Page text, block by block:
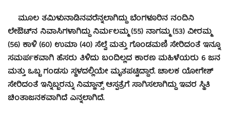
ಮೂಲ ತಮಿಳುನಾಡಿನವರೆನ್ನಲಾಗಿದ್ದು ಬೆಂಗಳೂರಿನ ನಂದಿನಿ
ಲೇಔಟ್‍ನ ನಿವಾಸಿಗಳಾಗಿದ್ದು ನಿರ್ಮಲಮ್ಮ (55) ನಾಗಮ್ಮ (53) ವೀರಮ್ಮ
(56) ಕಾಳಿ (60) ಉಮಾ (40) ಸೆಲ್ವೆ ಮತ್ತು ಗೊಂಡಮಣಿ ಸೇರಿದಂತೆ ಇನ್ನೂ
ಸಮರ್ಪಕವಾಗಿ ಹೆಸರು ತಿಳಿದು ಬಂದಿಲ್ಲದ ಕಾರಣ ಮಹಿಳೆಯರು 6 ಜನ
ಮತ್ತು ಒಬ್ಬ ಗಂಡಸು ಸ್ಥಳದಲ್ಲಿಯೇ ಮೃತಪಟ್ಟಿದ್ದಾರೆ. ಚಾಲಕ ಯೋಗೇಶ್
ಸೇರಿದಂತೆ ಇನ್ನಿಬ್ಬರನ್ನು ನಿಮ್ಹಾನ್ಸ್ ಆಸ್ಪತ್ರೆಗೆ ಸಾಗಿಸಲಾಗಿದ್ದು ಇವರ ಸ್ಥಿತಿ
ಚಿಂತಾಜನಕವಾಗಿದೆ ಎನ್ನಲಾಗಿದೆ.